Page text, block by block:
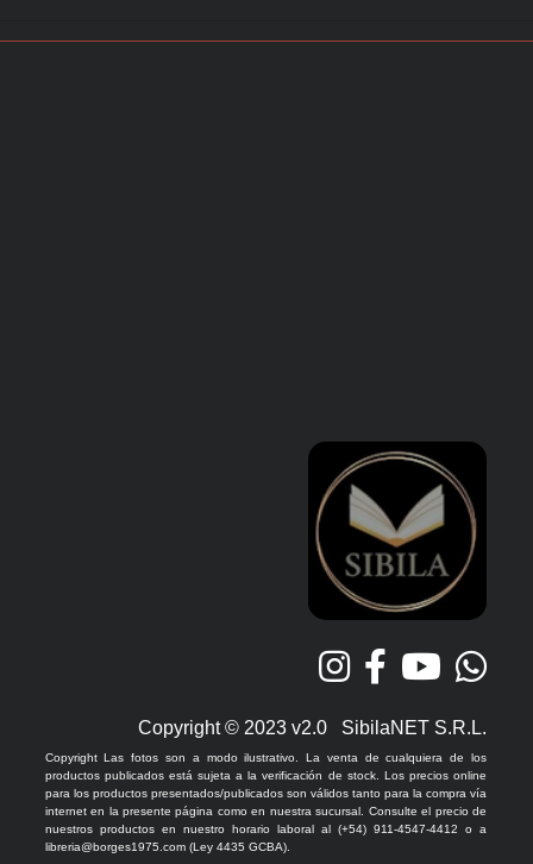
Copyright © 2023 v2.0 SibilaNET S.R.L.
Copyright Las fotos son a modo ilustrativo. La venta de cualquiera de los
productos publicados está sujeta a la verificación de stock. Los precios online
para los productos presentados/publicados son válidos tanto para la compra vía
internet en la presente página como en nuestra sucursal. Consulte el precio de
nuestros productos en nuestro horario laboral al (+54) 911-4547-4412 o a
libreria@borges1975.com (Ley 4435 GCBA).